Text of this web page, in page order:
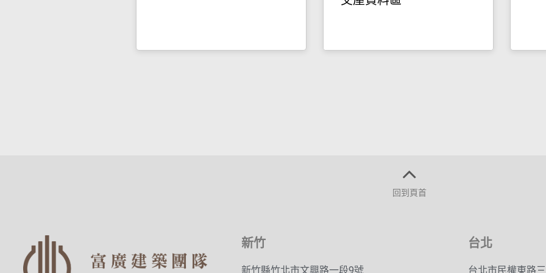
回到頁首
新竹
新竹縣竹北市文興路一段9號
台北
台北市民權東路